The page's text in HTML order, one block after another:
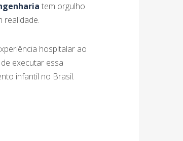
tem orgulho
realidade.
hospitalar ao
executar essa
infantil no Brasil.